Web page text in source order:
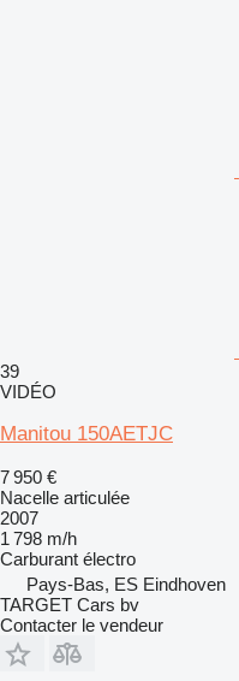
39
VIDÉO
Manitou 150AETJC
7 950 €
Nacelle articulée
2007
1 798 m/h
Carburant électro
Pays-Bas, ES Eindhoven
TARGET Cars bv
Contacter le vendeur